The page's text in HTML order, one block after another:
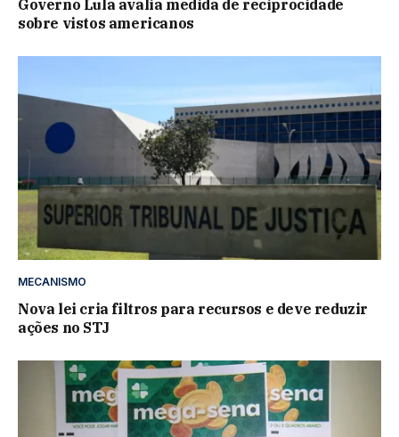
Governo Lula avalia medida de reciprocidade
sobre vistos americanos
MECANISMO
Nova lei cria filtros para recursos e deve reduzir
ações no STJ